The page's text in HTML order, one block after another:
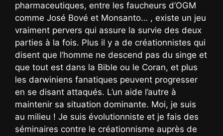
pharmaceutiques, entre les faucheurs d’OGM
comme José Bové et Monsanto… , existe un jeu
vraiment pervers qui assure la survie des deux
parties à la fois. Plus il y a de créationnistes qui
disent que l’homme ne descend pas du singe et
que tout est dans la Bible ou le Coran, et plus
les darwiniens fanatiques peuvent progresser
en se disant attaqués. L’un aide l’autre à
maintenir sa situation dominante. Moi, je suis
au milieu ! Je suis évolutionniste et je fais des
séminaires contre le créationnisme auprès de